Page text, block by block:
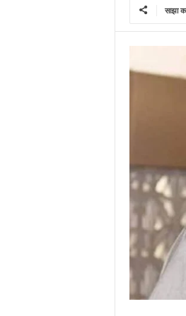
साझा